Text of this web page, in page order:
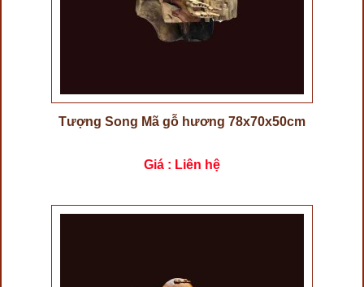
Tượng Song Mã gỗ hương 78x70x50cm
Giá : Liên hệ